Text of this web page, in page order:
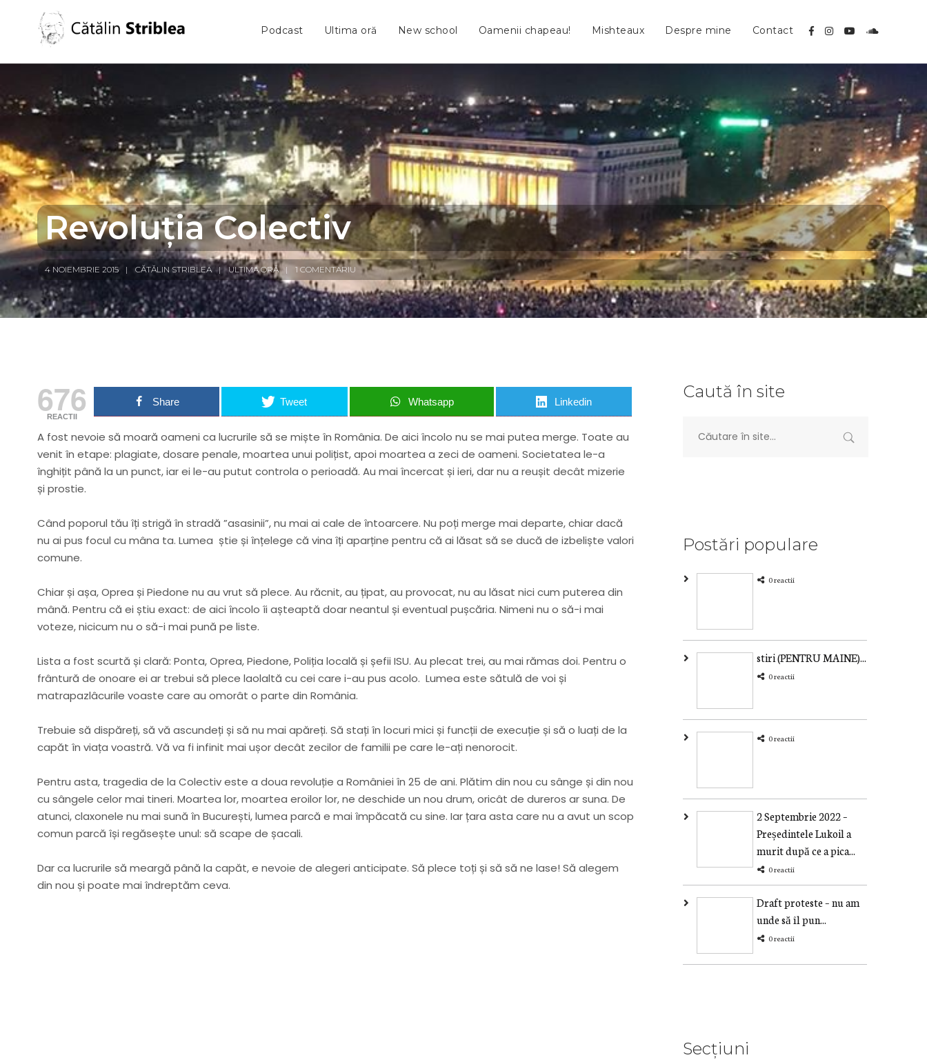
Podcast Ultima oră New school Oamenii chapeau! Mishteaux Despre mine Contact
Revoluția Colectiv
4 NOIEMBRIE 2015 CĂTĂLIN STRIBLEA ULTIMA ORĂ 1 COMENTARIU
676
REACTII
Share Tweet Whatsapp Linkedin
A fost nevoie să moară oameni ca lucrurile să se miște în România. De aici încolo nu se mai putea merge. Toate au
venit în etape: plagiate, dosare penale, moartea unui polițist, apoi moartea a zeci de oameni. Societatea le-a
înghițit până la un punct, iar ei le-au putut controla o perioadă. Au mai încercat și ieri, dar nu a reușit decât mizerie
și prostie.
Când poporul tău îți strigă în stradă ”asasinii”, nu mai ai cale de întoarcere. Nu poți merge mai departe, chiar dacă
nu ai pus focul cu mâna ta. Lumea știe și înțelege că vina îți aparține pentru că ai lăsat să se ducă de izbeliște valori
comune.
Chiar și așa, Oprea și Piedone nu au vrut să plece. Au răcnit, au țipat, au provocat, nu au lăsat nici cum puterea din
mână. Pentru că ei știu exact: de aici încolo îi așteaptă doar neantul și eventual pușcăria. Nimeni nu o să-i mai
voteze, nicicum nu o să-i mai pună pe liste.
Lista a fost scurtă și clară: Ponta, Oprea, Piedone, Poliția locală și șefii ISU. Au plecat trei, au mai rămas doi. Pentru o
frântură de onoare ei ar trebui să plece laolaltă cu cei care i-au pus acolo. Lumea este sătulă de voi și
matrapazlâcurile voaste care au omorât o parte din România.
Trebuie să dispăreți, să vă ascundeți și să nu mai apăreți. Să stați în locuri mici și funcții de execuție și să o luați de la
capăt în viața voastră. Vă va fi infinit mai ușor decât zecilor de familii pe care le-ați nenorocit.
Pentru asta, tragedia de la Colectiv este a doua revoluție a României în 25 de ani. Plătim din nou cu sânge și din nou
cu sângele celor mai tineri. Moartea lor, moartea eroilor lor, ne deschide un nou drum, oricât de dureros ar suna. De
atunci, claxonele nu mai sună în București, lumea parcă e mai împăcată cu sine. Iar țara asta care nu a avut un scop
comun parcă își regăsește unul: să scape de șacali.
Dar ca lucrurile să meargă până la capăt, e nevoie de alegeri anticipate. Să plece toți și să să ne lase! Să alegem
din nou și poate mai îndreptăm ceva.
Caută în site
Postări populare
0 reactii
stiri (PENTRU MAINE)...
0 reactii
0 reactii
2 Septembrie 2022 –
Președintele Lukoil a
murit după ce a pica...
0 reactii
Draft proteste – nu am
unde să îl pun...
0 reactii
Secțiuni